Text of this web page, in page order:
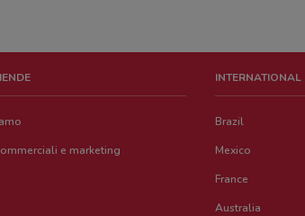
e marketing
INTERNATIONAL
Brazil
Mexico
France
Australia